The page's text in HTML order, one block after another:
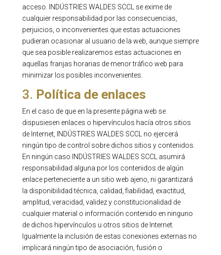
acceso. INDÚSTRIES WALDES SCCL se exime de
cualquier responsabilidad por las consecuencias,
perjuicios, o inconvenientes que estas actuaciones
pudieran ocasionar al usuario de la web, aunque siempre
que sea posible realizaremos estas actuaciones en
aquellas franjas horarias de menor tráfico web para
minimizar los posibles inconvenientes.
3. Política de enlaces
En el caso de que en la presente página web se
dispusiesen enlaces o hipervínculos hacía otros sitios
de Internet, INDÚSTRIES WALDES SCCL no ejercerá
ningún tipo de control sobre dichos sitios y contenidos.
En ningún caso INDÚSTRIES WALDES SCCL asumirá
responsabilidad alguna por los contenidos de algún
enlace perteneciente a un sitio web ajeno, ni garantizará
la disponibilidad técnica, calidad, fiabilidad, exactitud,
amplitud, veracidad, validez y constitucionalidad de
cualquier material o información contenido en ninguno
de dichos hipervínculos u otros sitios de Internet.
Igualmente la inclusión de estas conexiones externas no
implicará ningún tipo de asociación, fusión o